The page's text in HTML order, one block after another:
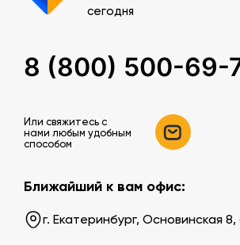
сегодня
8 (800) 500-69-
Или свяжитесь c
нами любым удобным
способом
Ближайший к вам офис:
г. Екатеринбург, Основинская